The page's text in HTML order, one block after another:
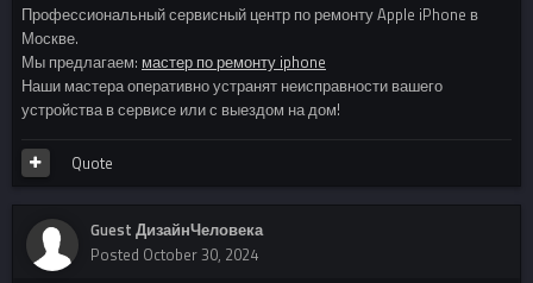
Профессиональный сервисный центр по ремонту Apple iPhone в
Москве.
Мы предлагаем: мастер по ремонту iphone
Наши мастера оперативно устранят неисправности вашего
устройства в сервисе или с выездом на дом!
Quote
Guest ДизайнЧеловека
Posted October 30, 2024